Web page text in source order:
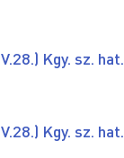
Kgy. sz. hat.
Kgy. sz. hat.